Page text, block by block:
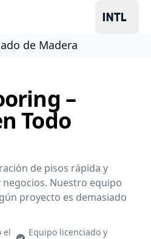
de Madera
–
Todo
de pisos rápida y
Nuestro equipo
proyecto es demasiado
el
Equipo licenciado y